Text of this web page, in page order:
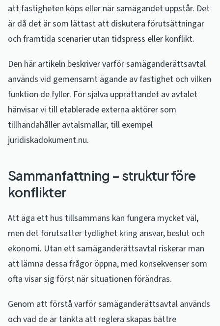
att fastigheten köps eller när samägandet uppstår. Det
är då det är som lättast att diskutera förutsättningar
och framtida scenarier utan tidspress eller konflikt.
Den här artikeln beskriver varför samäganderättsavtal
används vid gemensamt ägande av fastighet och vilken
funktion de fyller. För själva upprättandet av avtalet
hänvisar vi till etablerade externa aktörer som
tillhandahåller avtalsmallar, till exempel
juridiskadokument.nu.
Sammanfattning – struktur före
konflikter
Att äga ett hus tillsammans kan fungera mycket väl,
men det förutsätter tydlighet kring ansvar, beslut och
ekonomi. Utan ett samäganderättsavtal riskerar man
att lämna dessa frågor öppna, med konsekvenser som
ofta visar sig först när situationen förändras.
Genom att förstå varför samäganderättsavtal används
och vad de är tänkta att reglera skapas bättre